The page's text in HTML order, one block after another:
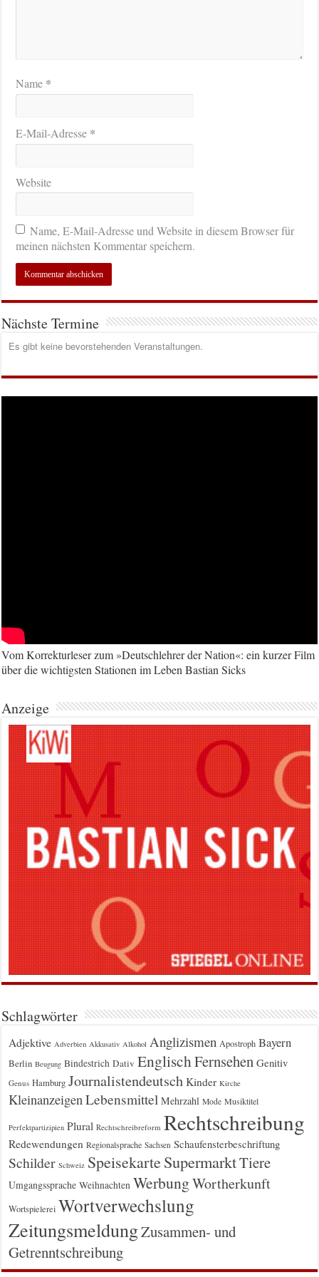
Name *
E-Mail-Adresse *
Website
Name, E-Mail-Adresse und Website in diesem Browser für
meinen nächsten Kommentar speichern.
Nächste Termine
Es gibt keine bevorstehenden Veranstaltungen.
Vom Korrekturleser zum »Deutschlehrer der Nation«: ein kurzer Film
über die wichtigsten Stationen im Leben Bastian Sicks
Anzeige
Schlagwörter
Adjektive Adverbien Akkusativ Alkohol Anglizismen Apostroph Bayern
Berlin Beugung Bindestrich Dativ EnglischFernsehen Genitiv
Genus Hamburg Journalistendeutsch Kinder Kirche
Kleinanzeigen Lebensmittel Mehrzahl Mode Musiktitel
Perfektpartizipien Plural Rechtschreibreform Rechtschreibung
Redewendungen Regionalsprache Sachsen Schaufensterbeschriftung
Schilder Schweiz Speisekarte SupermarktTiere
Umgangssprache Weihnachten WerbungWortherkunft
Wortspielerei Wortverwechslung
ZeitungsmeldungZusammen- und
Getrenntschreibung